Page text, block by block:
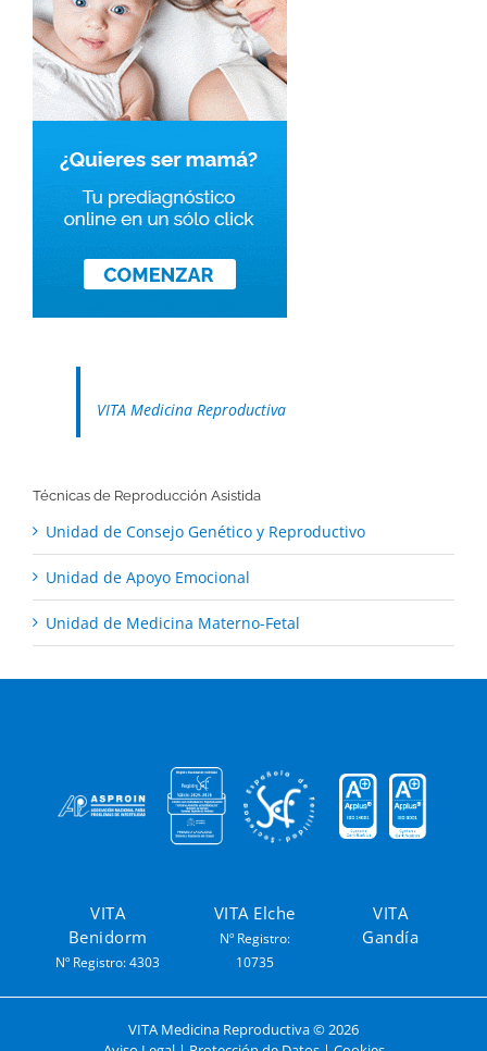
VITA Medicina Reproductiva
Técnicas de Reproducción Asistida
Unidad de Consejo Genético y Reproductivo
Unidad de Apoyo Emocional
Unidad de Medicina Materno-Fetal
VITA
Benidorm
Nº Registro: 4303
VITA Elche
Nº Registro:
10735
VITA
Gandía
VITA Medicina Reproductiva ©2026